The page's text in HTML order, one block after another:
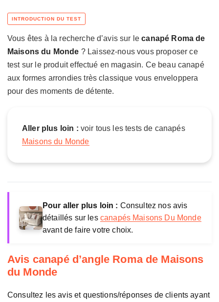
n
a
p
é
m
a
o
n
d
Certification
Prix constate 899 a 1 699 €
Vous êtes à la recherche d’avis sur lecanapé Roma de
Maisons du Monde ? Laissez-nous vous proposer ce
test sur le produit effectué en magasin. Ce beau canapé
aux formes arrondies très classique vous enveloppera
pour des moments de détente.
Aller plus loin : voir tous les tests de canapés
Maisons du Monde
Pour aller plus loin : Consultez nos avis
détaillés sur les canapés Maisons Du Monde
avant de faire votre choix.
Avis canapé d’angle Roma de Maisons
du Monde
Consultez les avis et questions/réponses de clients ayant